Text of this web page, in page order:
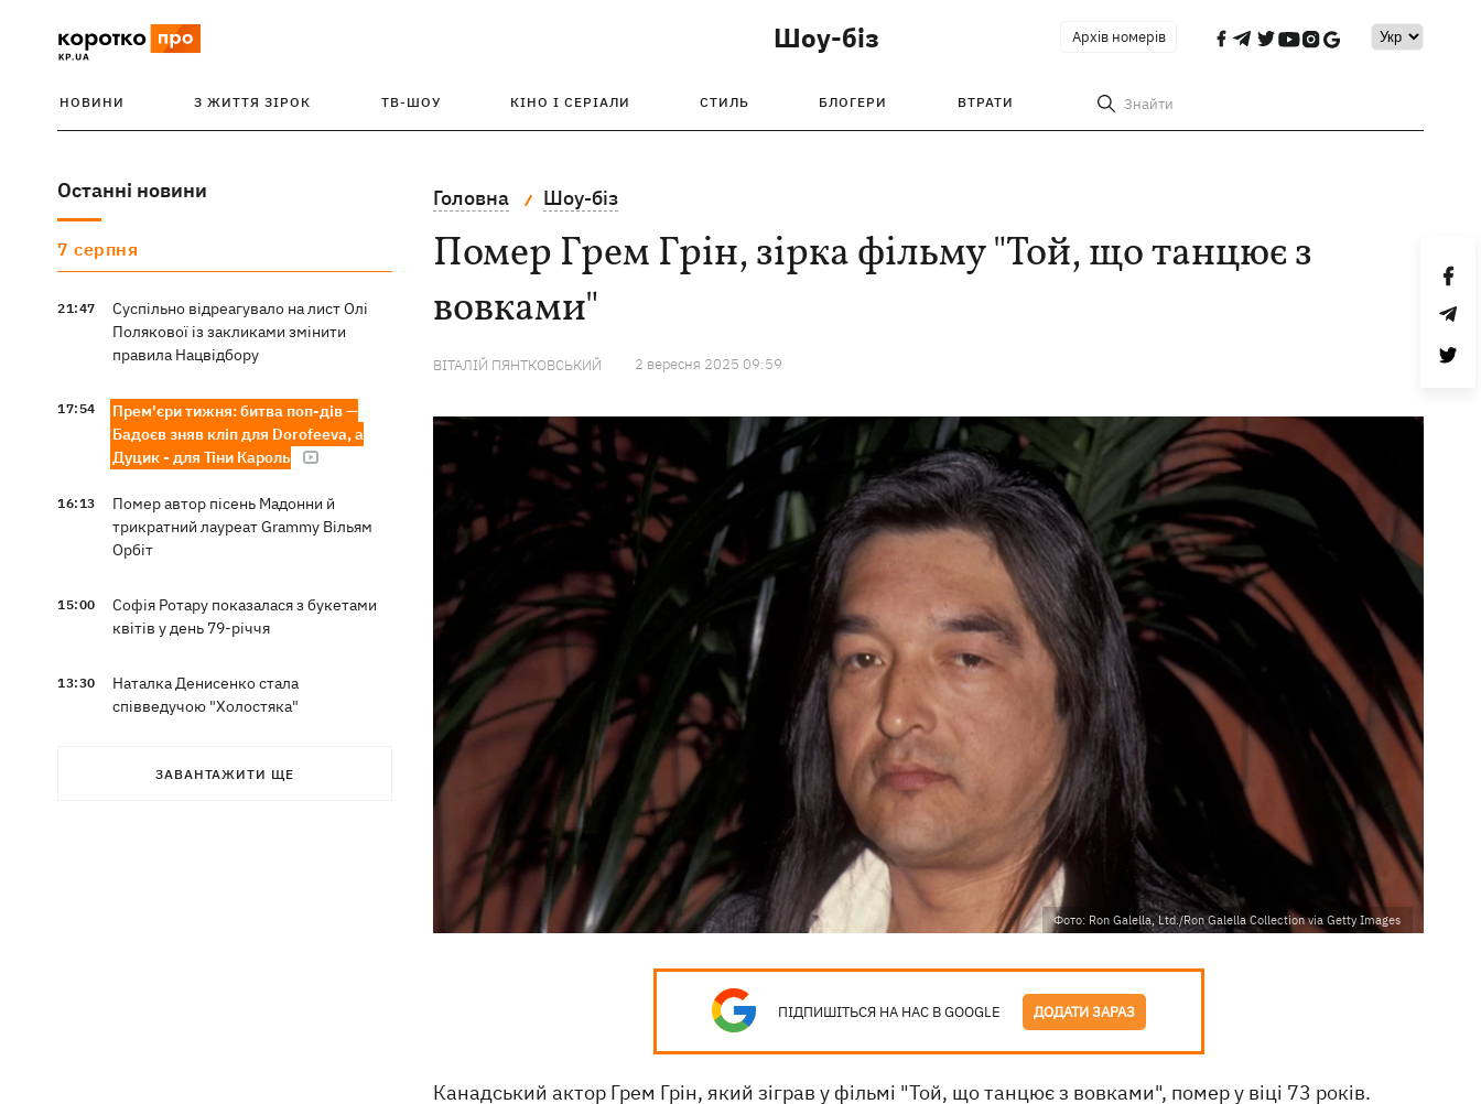
Шоу-біз Архів номерів
НОВИНИ З ЖИТТЯ ЗІРОК ТВ-ШОУ КІНО І СЕРІАЛИ СТИЛЬ БЛОГЕРИ ВТРАТИ Знайти
Останні новини
7 серпня
21:47
Суспільно відреагувало на лист Олі
Полякової із закликами змінити
правила Нацвідбору
17:54
Прем'єри тижня: битва поп-дів —
Бадоєв зняв кліп для Dorofeeva, а
Дуцик - для Тіни Кароль
16:13
Помер автор пісень Мадонни й
трикратний лауреат Grammy Вільям
Орбіт
15:00
Софія Ротару показалася з букетами
квітів у день 79-річчя
13:30
Наталка Денисенко стала
співведучою "Холостяка"
тренеркою дорослого "Голосу"
ЗАВАНТАЖИТИ ЩЕ
Головна Шоу-біз
Помер Грем Грін, зірка фільму "Той, що танцює з
вовками"
ВІТАЛІЙ ПЯНТКОВСЬКИЙ 2 вересня 2025 09:59
Фото: Ron Galella, Ltd./Ron Galella Collection via Getty Images
ПІДПИШІТЬСЯ НА НАС В GOOGLE ДОДАТИ ЗАРАЗ
Канадський актор Грем Грін, який зіграв у фільмі "Той, що танцює з вовками", померу віці 73 років.